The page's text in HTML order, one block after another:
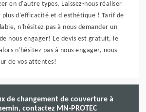
en d'autre types, Laissez-nous réaliser
d'efficacité et d'esthétique ! Tarif de
n'hésitez pas à nous demander un
nous engager! Le devis est gratuit, le
n'hésitez pas à nous engager, nous
de vos attentes!
de changement de couverture à
contactez MN-PROTEC